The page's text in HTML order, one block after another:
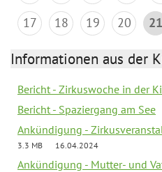
17
18 19 20 21
Informationen aus der
Bericht - Zirkuswoche in der
Bericht - Spaziergang am See
Ankündigung -
3.3 MB
16.04.2024
Ankündigung - Mutter- und